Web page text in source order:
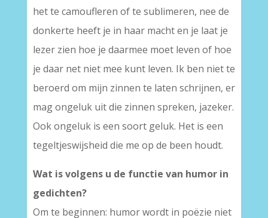
het te camoufleren of te sublimeren, nee de
donkerte heeft je in haar macht en je laat je
lezer zien hoe je daarmee moet leven of hoe
je daar net niet mee kunt leven. Ik ben niet te
beroerd om mijn zinnen te laten schrijnen, er
mag ongeluk uit die zinnen spreken, jazeker.
Ook ongeluk is een soort geluk. Het is een
tegeltjeswijsheid die me op de been houdt.
Wat is volgens u de functie van humor in
gedichten?
Om te beginnen: humor wordt in poëzie niet